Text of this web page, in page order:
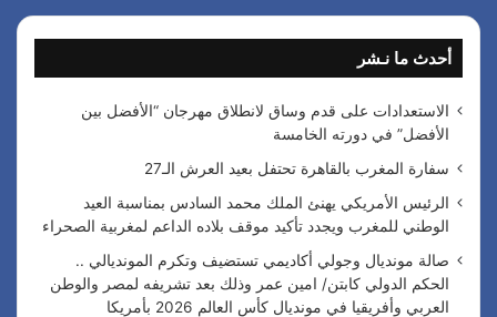
ن
:
أحدث ما نـشر
الاستعدادات على قدم وساق لانطلاق مهرجان “الأفضل بين
الأفضل” في دورته الخامسة
سفارة المغرب بالقاهرة تحتفل بعيد العرش الـ27
الرئيس الأمريكي يهنئ الملك محمد السادس بمناسبة العيد
الوطني للمغرب ويجدد تأكيد موقف بلاده الداعم لمغربية الصحراء
صالة مونديال وجولي أكاديمي تستضيف وتكرم المونديالي ..
الحكم الدولي كابتن/ امين عمر وذلك بعد تشريفه لمصر والوطن
العربي وأفريقيا في مونديال كأس العالم 2026 بأمريكا